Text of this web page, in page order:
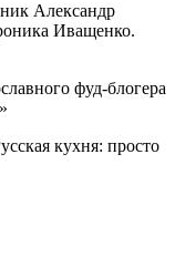
Александр
Иващенко.
фуд-блогера
кухня: просто